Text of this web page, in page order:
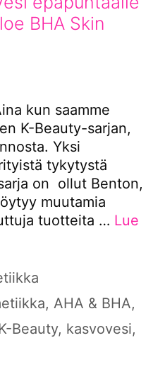
BHA Skin
kun saamme
K-Beauty-sarjan,
Yksi
tykytystä
on ollut Benton,
muutamia
tuotteita … Lue
, AHA & BHA,
Beauty, kasvovesi,